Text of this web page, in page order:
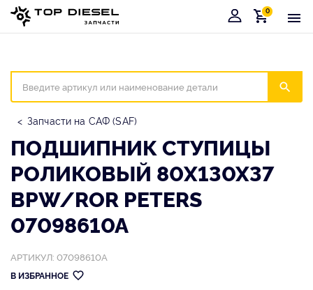
Корзина
0
Запчасти на САФ (SAF)
ПОДШИПНИК СТУПИЦЫ
РОЛИКОВЫЙ 80X130X37
BPW/ROR PETERS
07098610A
АРТИКУЛ: 07098610A
В ИЗБРАННОЕ